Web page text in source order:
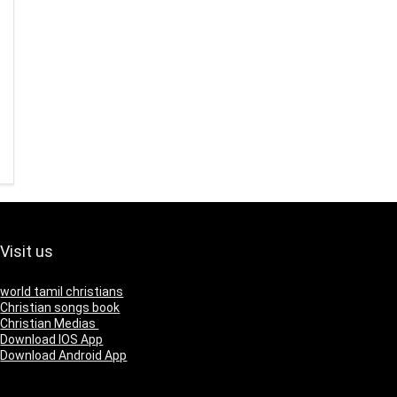
Visit us
world tamil christians
Christian songs book
Christian Medias
Download IOS App
Download Android App